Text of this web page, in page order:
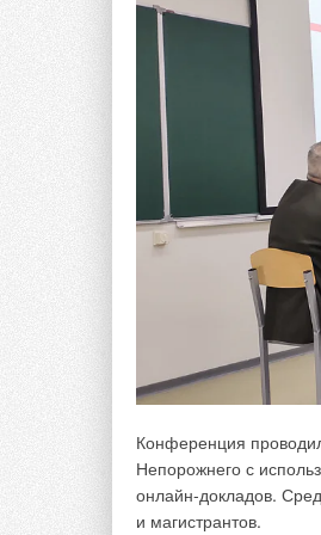
Конференция
Непорожнего с
онлайн-докладов.
и магистрантов.
Насосы
АО «ГМС
предприятием
Новая линейка
типоразмеров, что
максимального КПД.
напор
рабочее
Насосы данной
европейскими
с регуляторами
компьютерного